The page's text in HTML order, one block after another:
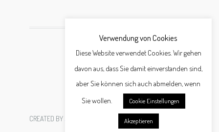
CREATED BYSCHÄFER WERBEAGENTUR GMBH
Verwendung von Cookies
Diese Website verwendet Cookies. Wir gehen
davon aus, dass Sie damit einverstanden sind,
aber Sie können sich auch abmelden, wenn
Sie wollen.
Cookie Einstellungen
Akzeptieren